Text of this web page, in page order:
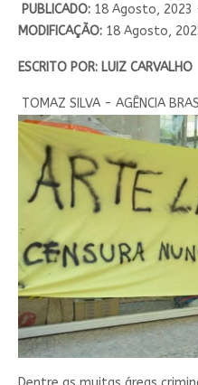
PUBLICADO:18 Agosto, 2023
MODIFICAÇÃO:18 Agosto,
ESCRITO POR: LUIZ CARVALHO
TOMAZ SILVA - AGÊNCIA